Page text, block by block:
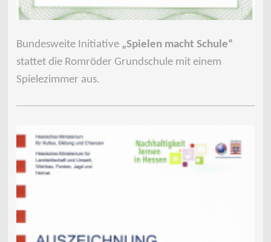
Bundesweite Initiative „Spielen macht Schule“
stattet die Romröder Grundschule mit einem
Spielezimmer aus.